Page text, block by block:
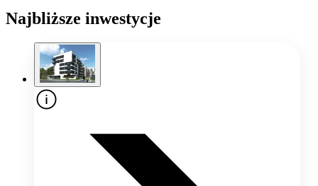
Najbliższe inwestycje